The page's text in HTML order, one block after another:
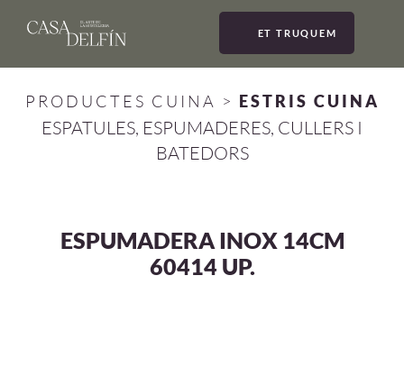
ET TRUQUEM
PRODUCTES CUINA > ESTRIS CUINA
ESPATULES, ESPUMADERES, CULLERS I
BATEDORS
ESPUMADERA INOX 14CM
60414 UP.